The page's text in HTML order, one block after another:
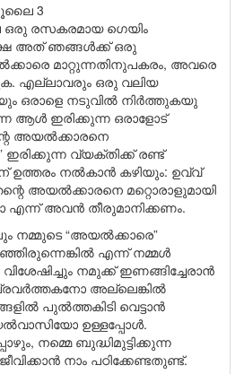
3
രസകരമായ ഗെയിം
അത് ഞങ്ങൾക്ക് ഒരു
മാറ്റുന്നതിനുപകരം, അവരെ
എല്ലാവരും ഒരു വലിയ
ഒരാളെ നടുവിൽ നിർത്തുകയു
ആൾ ഇരിക്കുന്ന ഒരാളോട്
അയൽക്കാരനെ
വ്യക്തിക്ക് രണ്ട്
ഉത്തരം നൽകാൻ കഴിയും: ഉവ്വ്
അയൽക്കാരനെ മറ്റൊരാളുമായി
എന്ന് അവൻ തീരുമാനിക്കണം.
നമ്മുടെ “അയൽക്കാരെ”
എന്ന് നമ്മൾ
നമുക്ക് ഇണങ്ങിച്ചേരാൻ
അല്ലെങ്കിൽ
പുൽത്തകിടി വെട്ടാൻ
ഉള്ളപ്പോൾ.
നമ്മെ ബുദ്ധിമുട്ടിക്കുന്ന
നാം പഠിക്കേണ്ടതുണ്ട്.